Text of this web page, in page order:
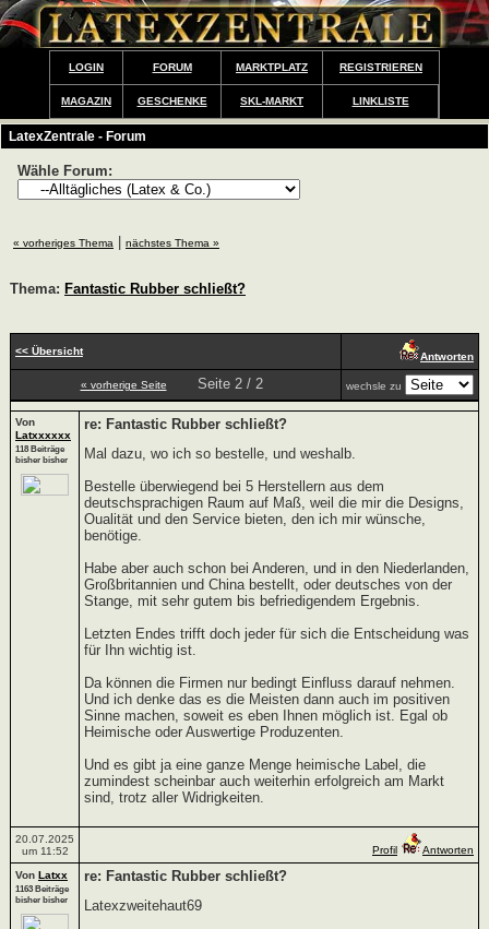
LOGIN FORUM MARKTPLATZ REGISTRIEREN
MAGAZIN GESCHENKE SKL-MARKT LINKLISTE
LatexZentrale - Forum
Wähle Forum:
« vorheriges Thema nächstes Thema »
Thema: Fantastic Rubber schließt?
<< Übersicht Antworten
« vorherige Seite Seite 2 / 2 wechsle zu
Von
Latxxxxxx
118 Beiträge
bisher bisher
re: Fantastic Rubber schließt?
Mal dazu, wo ich so bestelle, und weshalb.
Bestelle überwiegend bei 5 Herstellern aus dem
deutschsprachigen Raum auf Maß, weil die mir die Designs,
Oualität und den Service bieten, den ich mir wünsche,
benötige.
Habe aber auch schon bei Anderen, und in den Niederlanden,
Großbritannien und China bestellt, oder deutsches von der
Stange, mit sehr gutem bis befriedigendem Ergebnis.
Letzten Endes trifft doch jeder für sich die Entscheidung was
für Ihn wichtig ist.
Da können die Firmen nur bedingt Einfluss darauf nehmen.
Und ich denke das es die Meisten dann auch im positiven
Sinne machen, soweit es eben Ihnen möglich ist. Egal ob
Heimische oder Auswertige Produzenten.
Und es gibt ja eine ganze Menge heimische Label, die
zumindest scheinbar auch weiterhin erfolgreich am Markt
sind, trotz aller Widrigkeiten.
20.07.2025
um 11:52
Profil Antworten
Von Latxx
1163 Beiträge
bisher bisher
re: Fantastic Rubber schließt?
Latexzweitehaut69